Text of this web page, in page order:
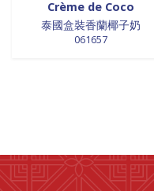
Crème de Coco
泰國盒裝香蘭椰子奶
061657